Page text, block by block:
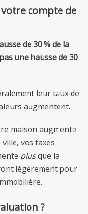
compte de
de 30 % de la
une hausse de 30
leur taux de
augmentent.
maison augmente
vos taxes
plusque la
légèrement pour
?